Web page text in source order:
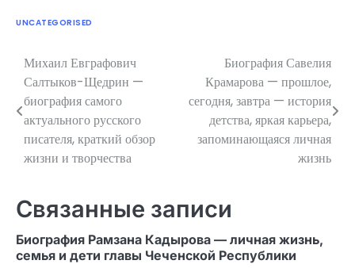
UNCATEGORISED
Навигация
по
записям
Михаил Евграфович
Салтыков-Щедрин —
биография самого
актуального русского
писателя, краткий обзор
жизни и творчества
Биография Савелия
Крамарова — прошлое,
сегодня, завтра — история
детства, яркая карьера,
запоминающаяся личная
жизнь
Связанные записи
Биография Рамзана Кадырова — личная жизнь,
семья и дети главы Чеченской Республики